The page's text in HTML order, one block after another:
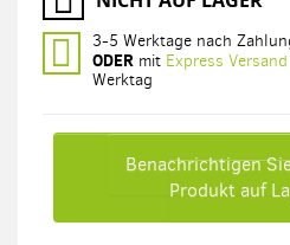
3-5 Werktage nach
ODERmit Express Versand
Werktag
Benachrichtigen
Produkt auf